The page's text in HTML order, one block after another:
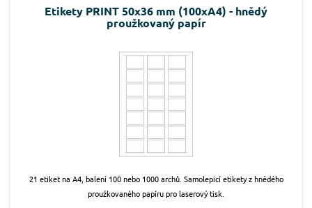
Etikety PRINT 50x36 mm (100xA4) - hnědý
proužkovaný papír
21 etiket na A4, balení 100 nebo 1000 archů. Samolepicí etikety z hnědého
proužkovaného papíru pro laserový tisk.